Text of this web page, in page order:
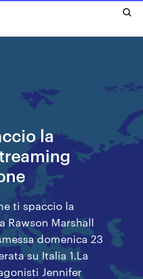
la
ti spaccio la
Rawson Marshall
domenica 23
su Italia 1.La
Jennifer